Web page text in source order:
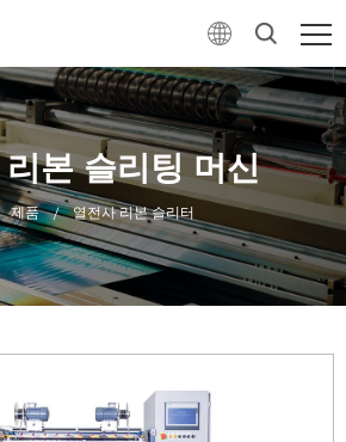
본 슬리팅 머신
제품 / 열전사 리본 슬리터
0